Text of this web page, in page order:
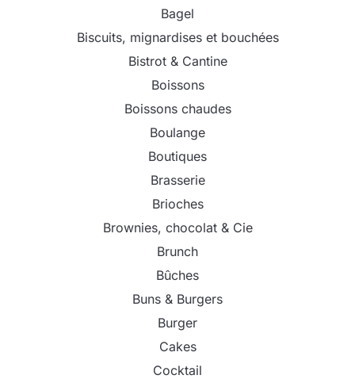
Bagel
Biscuits, mignardises et bouchées
Bistrot & Cantine
Boissons
Boissons chaudes
Boulange
Boutiques
Brasserie
Brioches
Brownies, chocolat & Cie
Brunch
Bûches
Buns & Burgers
Burger
Cakes
Cocktail